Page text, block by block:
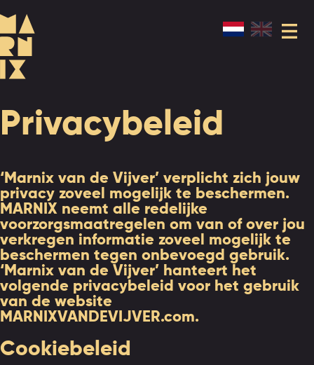
Privacybeleid
‘Marnix van de Vijver’ verplicht zich jouw
privacy zoveel mogelijk te beschermen.
MARNIX neemt alle redelijke
voorzorgsmaatregelen om van of over jou
verkregen informatie zoveel mogelijk te
beschermen tegen onbevoegd gebruik.
‘Marnix van de Vijver’ hanteert het
volgende privacybeleid voor het gebruik
van de website
MARNIXVANDEVIJVER.com.
Cookiebeleid